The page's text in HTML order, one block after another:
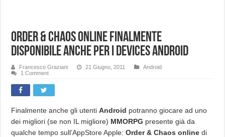
Order & Chaos online finalmente
disponibile anche per i devices Android
Francesco Graziani 21 Giugno, 2011
Android
1 Comment
Finalmente anche gli utentiAndroid potranno giocare ad uno
dei migliori (se non IL migliore) MMORPG presente già da
qualche tempo sull’AppStore Apple:Order & Chaos online di